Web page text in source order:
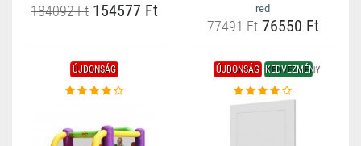
184092 Ft 154577 Ft
red
77491 Ft76550 Ft
ÚJDONSÁG ÚJDONSÁG KEDVEZMÉNY